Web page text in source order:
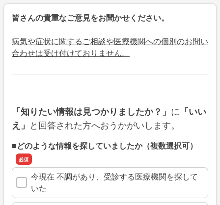
皆さんの貴重なご意見をお聞かせください。
病気や症状に関するご相談や医療機関への個別のお問い
合わせは受け付けておりません。
「知りたい情報は見つかりましたか？」 に 「いい
え」 と回答された方へおうかがいします。
■どのような情報を探していましたか（複数選択可）
今現在 不調があり、受診する医療機関を探して
いた